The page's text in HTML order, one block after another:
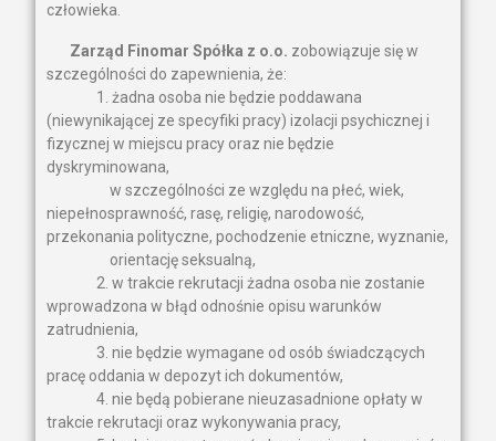
człowieka.
Zarząd Finomar Spółka z o.o. zobowiązuje się w
szczególności do zapewnienia, że:
1. żadna osoba nie będzie poddawana
(niewynikającej ze specyfiki pracy) izolacji psychicznej i
fizycznej w miejscu pracy oraz nie będzie
dyskryminowana,
w szczególności ze względu na płeć, wiek,
niepełnosprawność, rasę, religię, narodowość,
przekonania polityczne, pochodzenie etniczne, wyznanie,
orientację seksualną,
2. w trakcie rekrutacji żadna osoba nie zostanie
wprowadzona w błąd odnośnie opisu warunków
zatrudnienia,
3. nie będzie wymagane od osób świadczących
pracę oddania w depozyt ich dokumentów,
4. nie będą pobierane nieuzasadnione opłaty w
trakcie rekrutacji oraz wykonywania pracy,